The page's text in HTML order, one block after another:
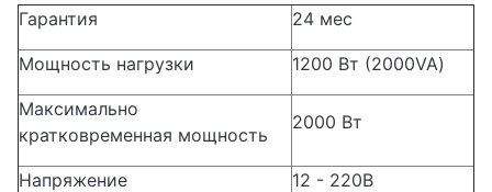
Гарантия 24 мес
Мощность нагрузки 1200 Вт (2000VA)
Максимально
кратковременная мощность
2000 Вт
Напряжение 12 - 220В